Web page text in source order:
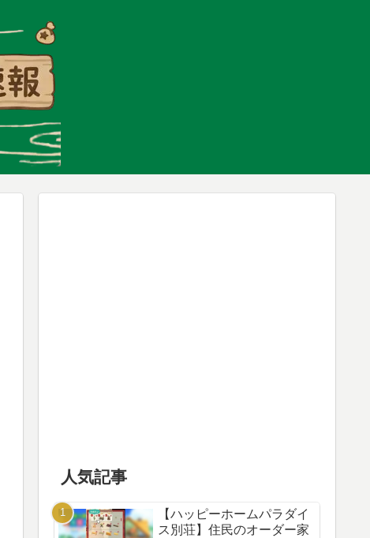
人気記事
【ハッピーホームパラダイ
ス別荘】住民のオーダー家